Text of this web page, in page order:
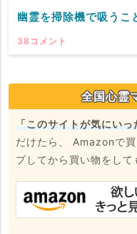
幽霊を掃除機で吸うこ
38コメント
全国心霊
「このサイトが気にい
だけたら、 Amazonで
プしてから買い物をして